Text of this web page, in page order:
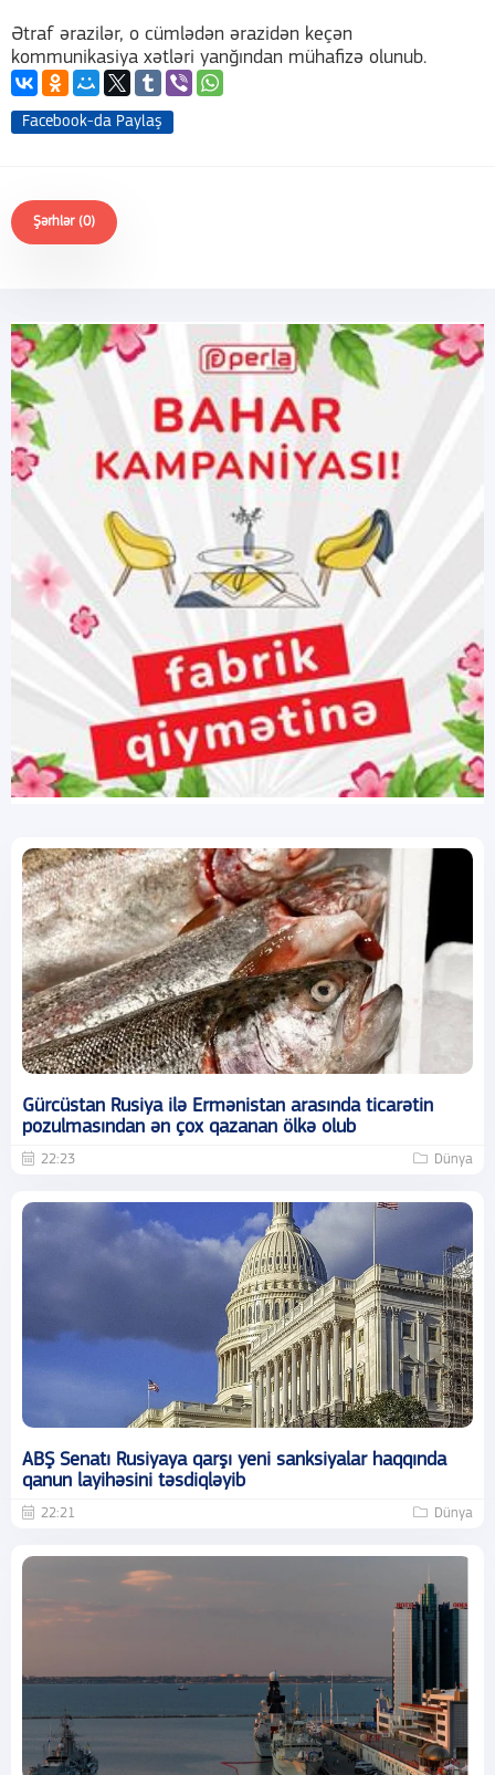
Ətraf ərazilər, o cümlədən ərazidən keçən
kommunikasiya xətləri yanğından mühafizə olunub.
Facebook-da Paylaş
Şərhlər (0)
Gürcüstan Rusiya ilə Ermənistan arasında ticarətin
pozulmasından ən çox qazanan ölkə olub
22:23 Dünya
ABŞ Senatı Rusiyaya qarşı yeni sanksiyalar haqqında
qanun layihəsini təsdiqləyib
22:21 Dünya